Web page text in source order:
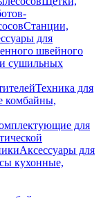
Станции,
для
швейного
сушильных
Техника для
комбайны,
для
Аксессуары для
кухонные,